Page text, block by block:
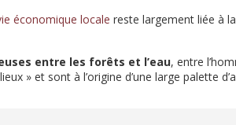
économique locale reste largement liée à
entre les forêts et l’eau, entre
» et sont à l’origine d’une large palette